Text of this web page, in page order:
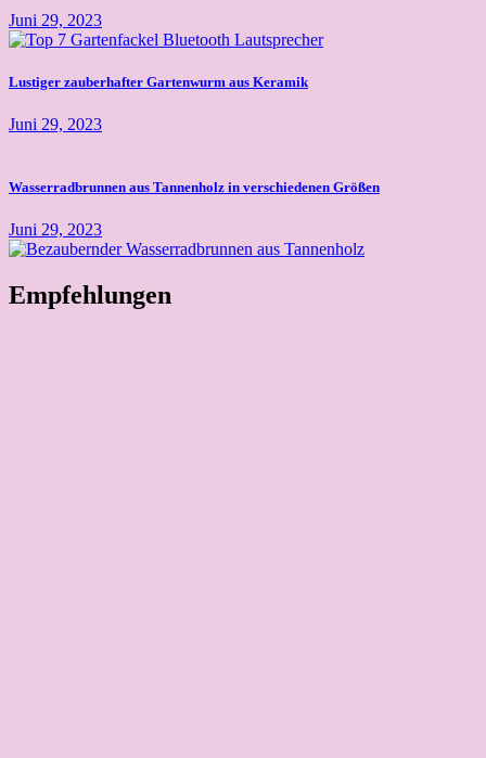
Juni 29, 2023
Lustiger zauberhafter Gartenwurm aus Keramik
Juni 29, 2023
Wasserradbrunnen aus Tannenholz in verschiedenen Größen
Juni 29, 2023
Empfehlungen